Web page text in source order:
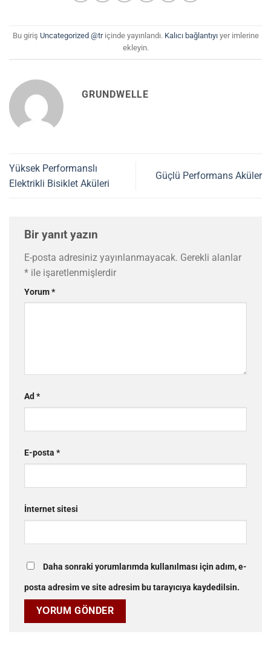
Bu giriş Uncategorized @triçinde yayınlandı. Kalıcı bağlantıyıyer imlerine
ekleyin.
GRUNDWELLE
Yüksek Performanslı
Elektrikli Bisiklet Aküleri
Güçlü Performans Aküler
Bir yanıt yazın
E-posta adresiniz yayınlanmayacak. Gerekli alanlar
* ile işaretlenmişlerdir
Yorum*
Ad *
E-posta *
İnternet sitesi
Daha sonraki yorumlarımda kullanılması için adım, e-
posta adresim ve site adresim bu tarayıcıya kaydedilsin.